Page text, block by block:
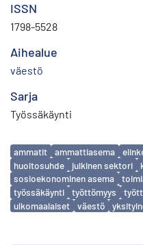
ISSN
1798-5528
Aihealue
väestö
Sarja
Työssäkäynti
Avainsanat
ammatit ammattiasema
huoltosuhde
julkinen sektori
sosioekonominen asema
työssäkäynti
työttömyys
ulkomaalaiset
väestö